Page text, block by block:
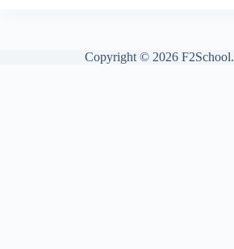
Copyright © 2026 F2School.